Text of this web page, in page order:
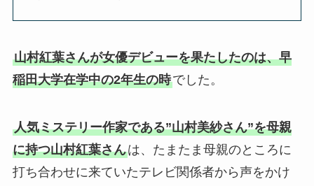
山村紅葉さんが女優デビューを果たしたのは、早
稲田大学在学中の2年生の時でした。
人気ミステリー作家である”山村美紗さん”を母親
に持つ山村紅葉さんは、たまたま母親のところに
打ち合わせに来ていたテレビ関係者から声をかけ